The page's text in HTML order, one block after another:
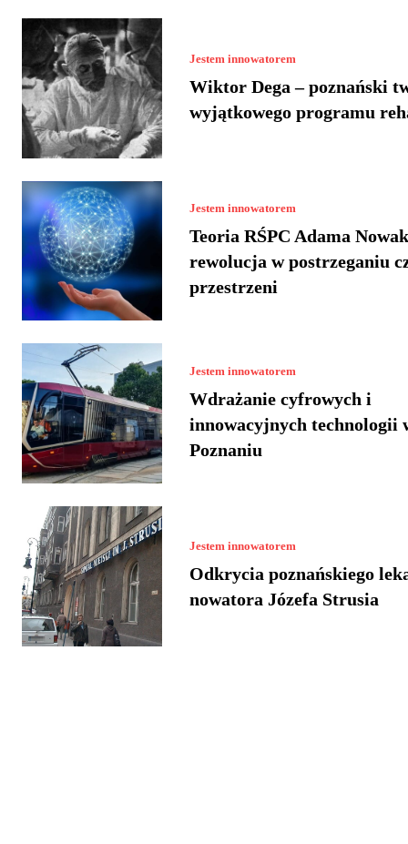
Jestem innowatorem
Wiktor Dega – poznański
wyjątkowego programu
Jestem innowatorem
Teoria RŚPC Adama
rewolucja w postrzeganiu
przestrzeni
Jestem innowatorem
Wdrażanie cyfrowych i
innowacyjnych technologii
Poznaniu
Jestem innowatorem
Odkrycia poznańskiego
nowatora Józefa Strusia